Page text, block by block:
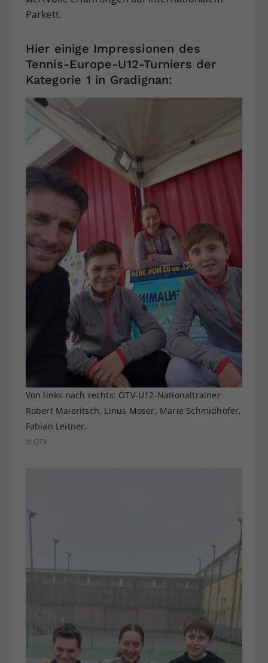
Parkett.
Hier einige Impressionen des
Tennis-Europe-U12-Turniers der
Kategorie 1 in Gradignan:
Von links nach rechts: ÖTV-U12-Nationaltrainer
Robert Maieritsch, Linus Moser, Marie Schmidhofer,
Fabian Leitner.
© ÖTV